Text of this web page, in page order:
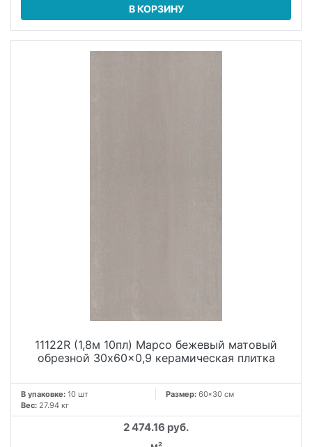
В КОРЗИНУ
11122R (1,8м 10пл) Марсо бежевый матовый
обрезной 30x60x0,9 керамическая плитка
В упаковке: 10 шт Размер: 60*30 см
Вес: 27.94 кг
2 474.16 руб.